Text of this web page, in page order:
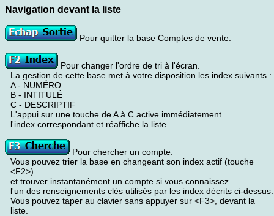
Navigation devant la liste
Pour quitter la base Comptes de vente.
Pour changer l'ordre de tri à l'écran.
La gestion de cette base met à votre disposition les index suivants :
A - NUMÉRO
B - INTITULÉ
C - DESCRIPTIF
L'appui sur une touche de A à C active immédiatement
l'index correspondant et réaffiche la liste.
Pour chercher un compte.
Vous pouvez trier la base en changeant son index actif (touche
<F2>)
et trouver instantanément un compte si vous connaissez
l'un des renseignements clés utilisés par les index décrits ci-dessus.
Vous pouvez taper au clavier sans appuyer sur <F3>, devant la
liste.